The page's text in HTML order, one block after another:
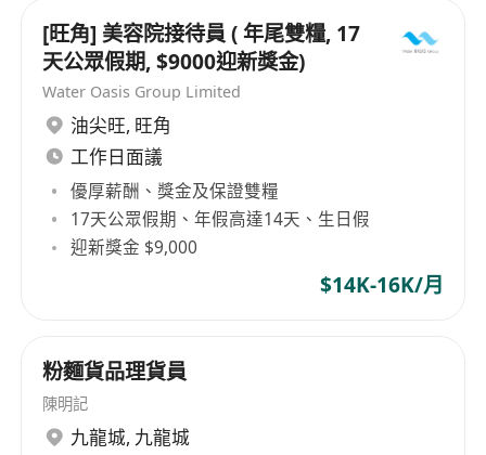
港首創A.I.定位修形及體形雕塑專家，引領健康與線
條美學的新標準。 我們始終秉持科學實證的精神，
致力提供極致奢華的服務體驗。 加入頂尖醫學美容
團隊，引領專業蛻變 我們深信「人才」是品牌最寶
貴的資產。我們不只提供一份工作，更為每位員工
鋪設一條長遠發展的醫學美容專業事業藍圖，提供
橫跨不同專業醫美領域的學習與晉升機會。詳情請
到官方網站閱覽
https://www.dermes.com.hk/tc/branding。
[旺角] 美容院接待員 ( 年尾雙糧, 17
天公眾假期, $9000迎新獎金)
Water Oasis Group Limited
油尖旺, 旺角
工作日面議
優厚薪酬、獎金及保證雙糧
17天公眾假期、年假高達14天、生日假
迎新獎金 $9,000
$14K-16K/月
粉麵貨品理貨員
陳明記
九龍城, 九龍城